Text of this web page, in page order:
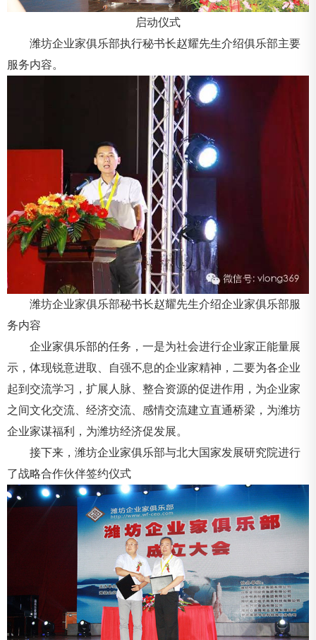
启动仪式
潍坊企业家俱乐部执行秘书长赵耀先生介绍俱乐部主要
服务内容。
潍坊企业家俱乐部秘书长赵耀先生介绍企业家俱乐部服
务内容
企业家俱乐部的任务，一是为社会进行企业家正能量展
示，体现锐意进取、自强不息的企业家精神，二要为各企业
起到交流学习，扩展人脉、整合资源的促进作用，为企业家
之间文化交流、经济交流、感情交流建立直通桥梁，为潍坊
企业家谋福利，为潍坊经济促发展。
接下来，潍坊企业家俱乐部与北大国家发展研究院进行
了战略合作伙伴签约仪式